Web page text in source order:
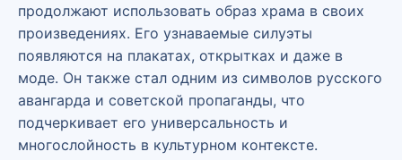
продолжают использовать образ храма в своих
произведениях. Его узнаваемые силуэты
появляются на плакатах, открытках и даже в
моде. Он также стал одним из символов русского
авангарда и советской пропаганды, что
подчеркивает его универсальность и
многослойность в культурном контексте.